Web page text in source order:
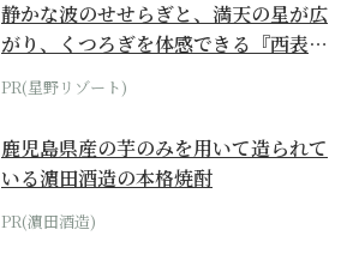
静かな波のせせらぎと、満天の星が広
がり、くつろぎを体感できる『西表島
ホテル by...
PR(星野リゾート)
鹿児島県産の芋のみを用いて造られて
いる濵田酒造の本格焼酎
PR(濵田酒造)